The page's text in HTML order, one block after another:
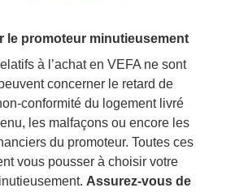
le promoteur minutieusement
à l’achat en VEFA ne sont
concerner le retard de
conformité du logement livré
les malfaçons ou encore les
du promoteur. Toutes ces
vous pousser à choisir votre
Assurez-vous de